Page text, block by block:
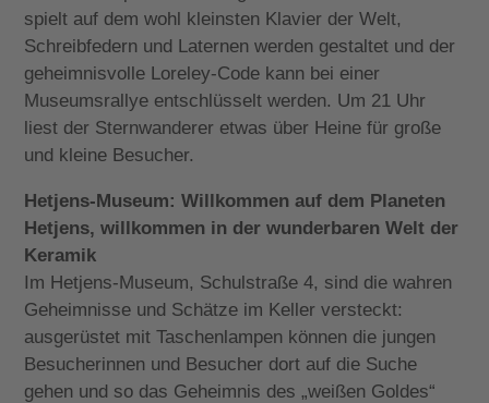
spielt auf dem wohl kleinsten Klavier der Welt,
Schreibfedern und Laternen werden gestaltet und der
geheimnisvolle Loreley-Code kann bei einer
Museumsrallye entschlüsselt werden. Um 21 Uhr
liest der Sternwanderer etwas über Heine für große
und kleine Besucher.
Hetjens-Museum: Willkommen auf dem Planeten
Hetjens, willkommen in der wunderbaren Welt der
Keramik
Im Hetjens-Museum, Schulstraße 4, sind die wahren
Geheimnisse und Schätze im Keller versteckt:
ausgerüstet mit Taschenlampen können die jungen
Besucherinnen und Besucher dort auf die Suche
gehen und so das Geheimnis des „weißen Goldes“